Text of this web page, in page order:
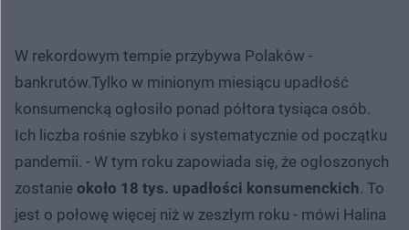
W rekordowym tempie przybywa Polaków -
bankrutów.Tylko w minionym miesiącu upadłość
konsumencką ogłosiło ponad półtora tysiąca osób.
Ich liczba rośnie szybko i systematycznie od początku
pandemii. - W tym roku zapowiada się, że ogłoszonych
zostanie około 18 tys. upadłości konsumenckich. To
jest o połowę więcej niż w zeszłym roku - mówi Halina